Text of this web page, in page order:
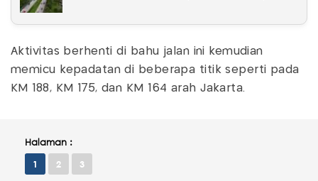
Aktivitas berhenti di bahu jalan ini kemudian
memicu kepadatan di beberapa titik seperti pada
KM 188, KM 175, dan KM 164 arah Jakarta.
Halaman :
1 2 3